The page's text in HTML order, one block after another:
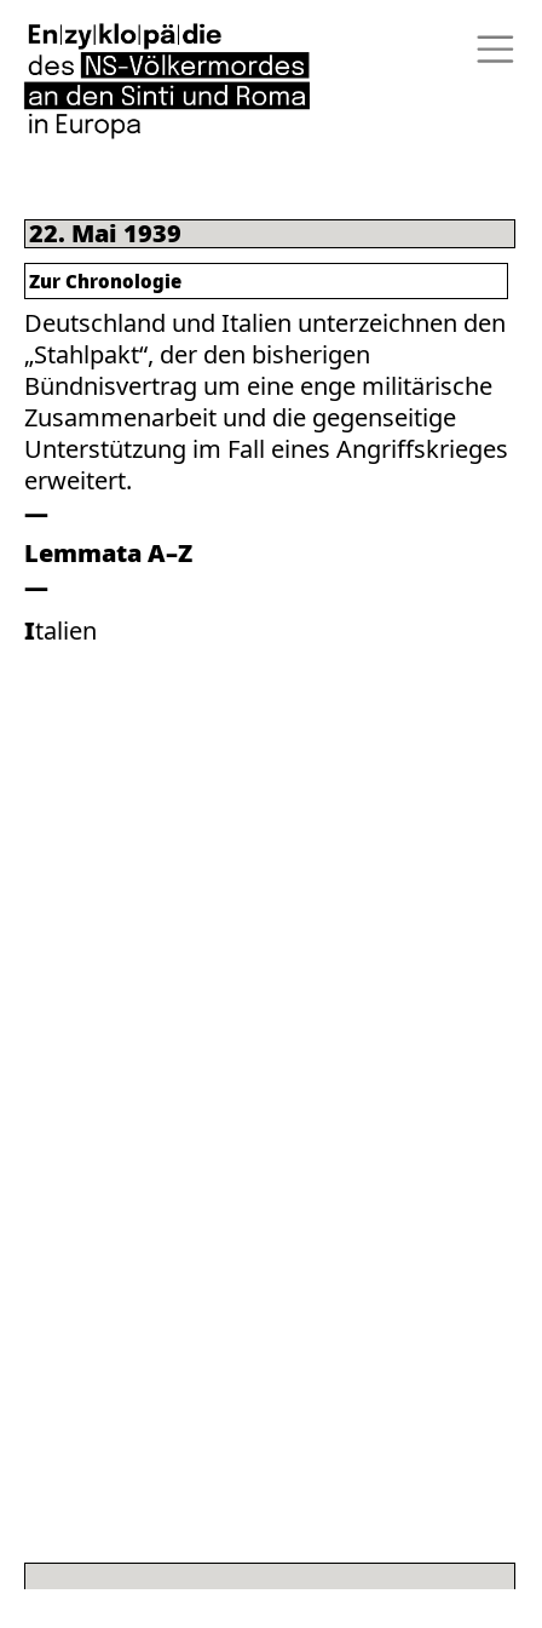
22. Mai 1939
Deutschland und Italien unterzeichnen den
„Stahlpakt“, der den bisherigen
Bündnisvertrag um eine enge militärische
Zusammenarbeit und die gegenseitige
Unterstützung im Fall eines Angriffskrieges
erweitert.
Lemmata A–Z
Italien
Zur Chronologie